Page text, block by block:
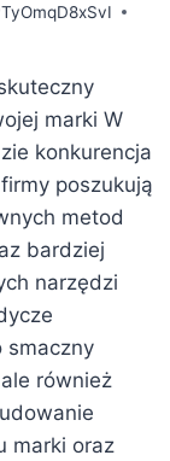
marki W
konkurencja
poszukują
metod
bardziej
narzędzi
smaczny
również
marki oraz